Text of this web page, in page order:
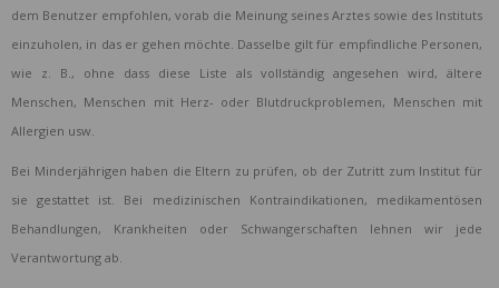
dem Benutzer empfohlen, vorab die Meinung seines Arztes sowie des Instituts
einzuholen, in das er gehen möchte. Dasselbe gilt für empfindliche Personen,
wie z. B., ohne dass diese Liste als vollständig angesehen wird, ältere
Menschen, Menschen mit Herz- oder Blutdruckproblemen, Menschen mit
Allergien usw.
Bei Minderjährigen haben die Eltern zu prüfen, ob der Zutritt zum Institut für
sie gestattet ist. Bei medizinischen Kontraindikationen, medikamentösen
Behandlungen, Krankheiten oder Schwangerschaften lehnen wir jede
Verantwortung ab.